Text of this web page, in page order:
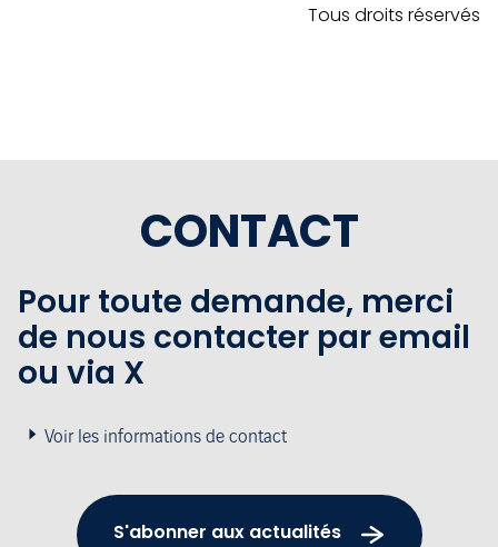
Tous droits réservés
CONTACT
Pour toute demande, merci
de nous contacter par email
ou via X
Voir les informations de contact
S'abonner aux actualités